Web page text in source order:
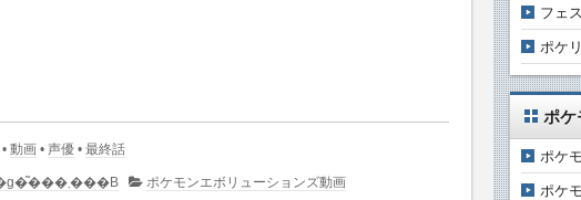
• 動画 • 声優 • 最終話
�R�����g�͂���܂���B ポケモンエボリューションズ動画
フェ
ポケ
ポケ
ポケ
ポケ